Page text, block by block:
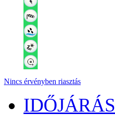
Nincs érvényben riasztás
IDŐJÁRÁS